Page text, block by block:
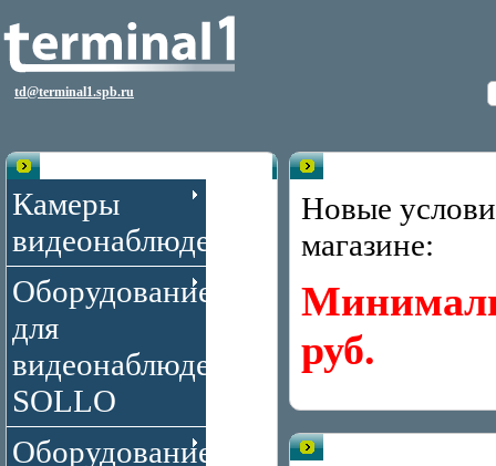
td@terminal1.spb.ru
Камеры
видеонаблюдения
Оборудование
для
видеонаблюдения
SOLLO
Оборудование
Новые
магазине:
руб.